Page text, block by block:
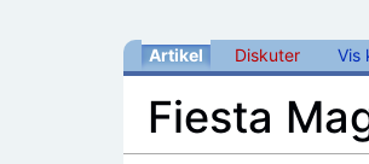
Artikel Diskuter Vis
Fiesta